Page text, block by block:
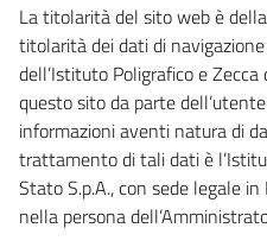
La titolarità del sito web è
titolarità dei dati di
dell’Istituto Poligrafico e
questo sito da parte
informazioni aventi natura di
trattamento di tali dati è
Stato S.p.A., con sede legale
nella persona